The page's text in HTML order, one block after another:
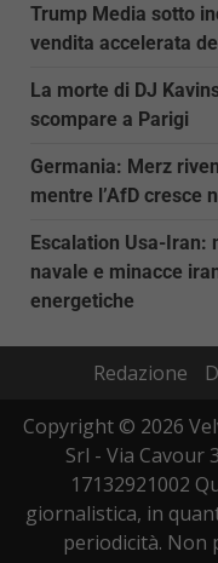
Trump Media sotto
vendita accelerata
La morte di DJ
scompare a Parigi
Germania: Merz
mentre l’AfD cresce
Escalation Usa-Iran:
navale e minacce
energetiche
Redazione
Copyright © 2026
Srl - Via Cavour
17132921002
giornalistica, in
periodicità. Non